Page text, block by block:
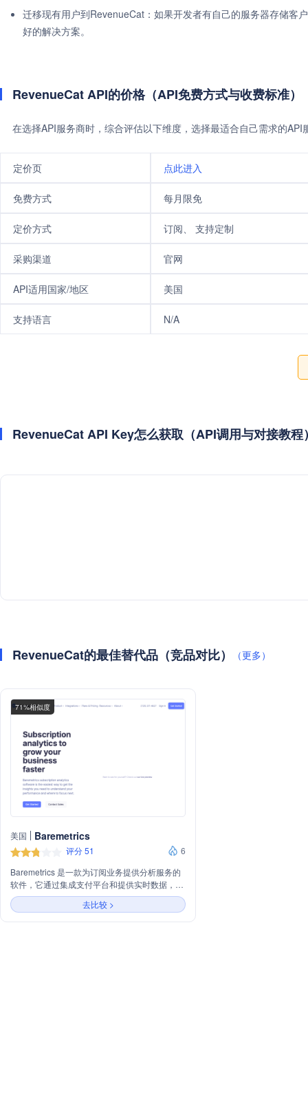
迁移现有用户到RevenueCat：如果开发者有自己的服务器存储客
好的解决方案。
RevenueCat API的价格（API免费方式与收费标准）
在选择API服务商时，综合评估以下维度，选择最适合自己需求的
定价页 点此进入
免费方式 每月限免
定价方式 订阅、 支持定制
采购渠道 官网
API适用国家/地区 美国
支持语言 N/A
RevenueCat API Key怎么获取（API调用与对接教程
RevenueCat的最佳替代品（竞品对比） （更多）
71%相似度
美国 Baremetrics
评分 51
6
Baremetrics 是一款为订阅业务提供分析服务的
软件，它通过集成支付平台和提供实时数据，帮
助企业跟踪、分析并优化其订阅业务。主要功能
包括订阅分析、支付恢复、取消洞察和财务预
测。此外，Baremetrics 提供了丰富的集成选
去比较 >